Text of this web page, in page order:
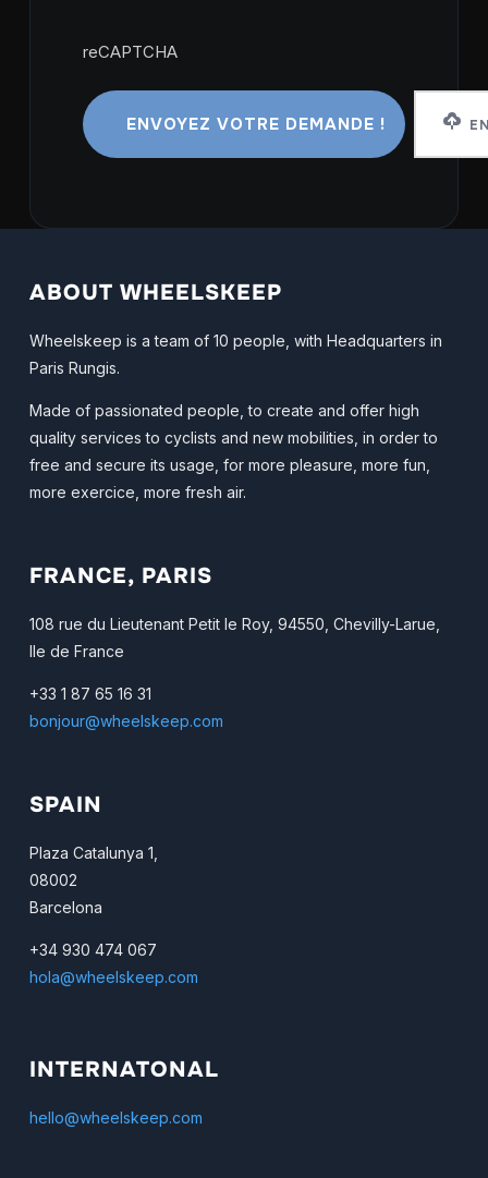
reCAPTCHA
ABOUT WHEELSKEEP
Wheelskeep is a team of 10 people, with Headquarters in
Paris Rungis.
Made of passionated people, to create and offer high
quality services to cyclists and new mobilities, in order to
free and secure its usage, for more pleasure, more fun,
more exercice, more fresh air.
FRANCE, PARIS
108 rue du Lieutenant Petit le Roy, 94550, Chevilly-Larue,
Ile de France
+33 1 87 65 16 31
bonjour@wheelskeep.com
SPAIN
Plaza Catalunya 1,
08002
Barcelona
+34 930 474 067
hola@wheelskeep.com
INTERNATONAL
hello@wheelskeep.com